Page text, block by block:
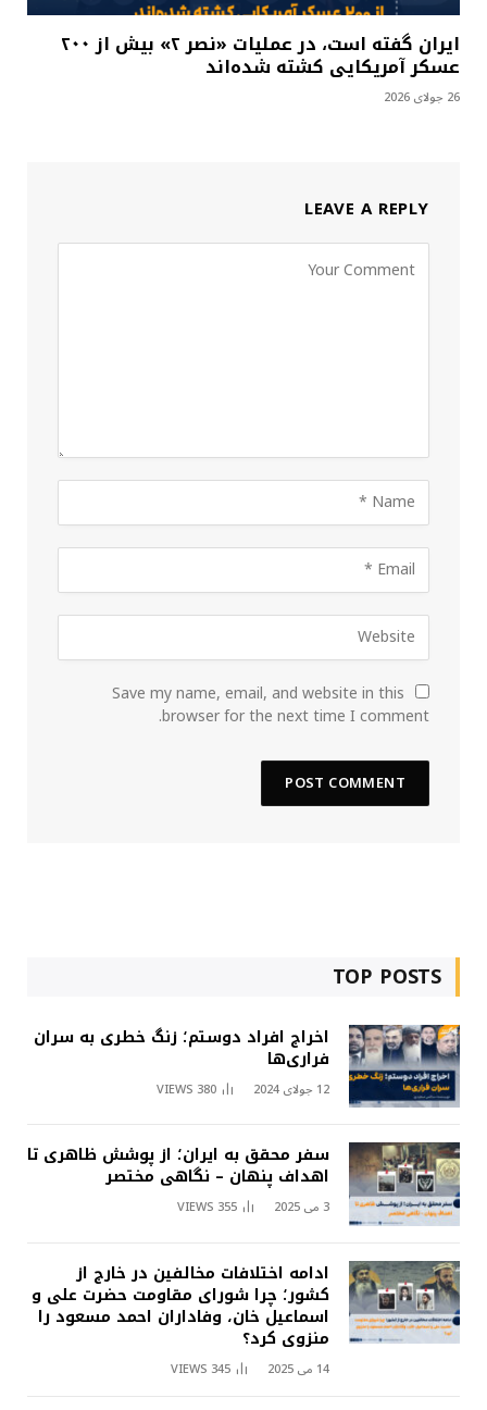
ایران گفته است، در عملیات «نصر ۲» بیش از ۲۰۰
عسکر آمریکایی کشته شده‌اند
26 جولای 2026
LEAVE A REPLY
Save my name, email, and website in this
browser for the next time I comment.
TOP POSTS
اخراج افراد دوستم؛ زنگ خطری به سران
فراری‌ها
12 جولای 2024 380
VIEWS
سفر محقق به ایران؛ از پوشش ظاهری تا
اهداف پنهان – نگاهی مختصر
3 می 2025 355
VIEWS
ادامه اختلافات مخالفین در خارج از
کشور؛ چرا شورای مقاومت حضرت علی و
اسماعیل خان، وفاداران احمد مسعود را
منزوی کرد؟
14 می 2025 345
VIEWS